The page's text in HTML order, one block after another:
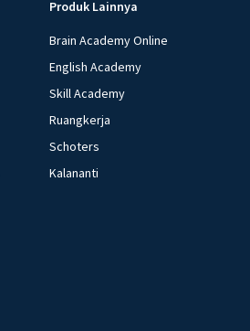
Produk Lainnya
Brain Academy Online
English Academy
Skill Academy
Ruangkerja
Schoters
Kalananti